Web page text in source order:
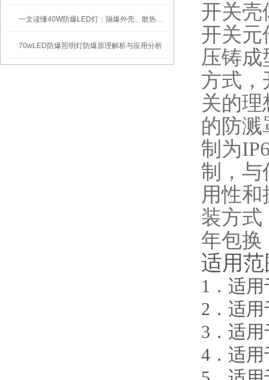
一文读懂40W防爆LED灯：隔爆外壳、散热、防爆认证原理
70wLED防爆照明灯防爆原理解析与应用分析
开关壳
开关元
压铸
方式，
关的理
的防溅
制为
制，与
用性
装方式
年包换
适用范
1．适
2．适
3．适
4．适